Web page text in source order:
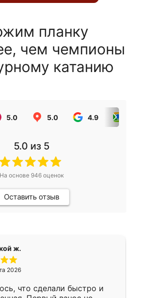
планку
чем чемпионы
катанию
5.0 5.0 4.9
5.0 из 5
На основе 946оценок
Оставить отзыв
ж.
2026
что сделали быстро и